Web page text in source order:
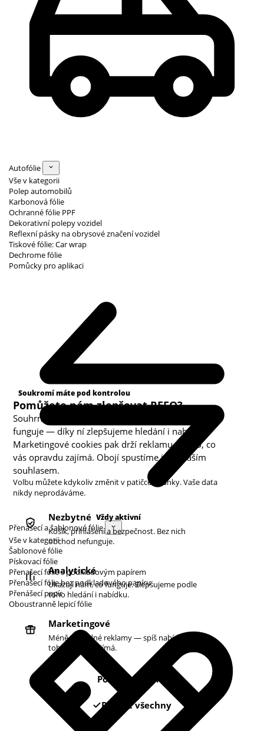
Autofólie
Vše v kategorii
Polep automobilů
Karbonová fólie
Ochranné fólie PPF
Dekorativní polepy vozidel
Reflexní pásky na obrysové značení vozidel
Tiskové fólie: Car wrap
Dechrome fólie
Pomůcky pro aplikaci
Přenášecí a šablonové fólie
Vše v kategorii
Šablonové fólie
Pískovací fólie
Přenašecí fólie s podkladovým papírem
Přenašecí fólie bez podkladového papíru
Přenášecí papír
Oboustranně lepicí fólie
Soukromí máte pod kontrolou
Pomůžete nám zlepšovat REFO?
Souhrnná analytika nám ukazuje, co v obchodě
funguje — díky ní zlepšujeme hledání i nabídku.
Marketingové cookies pak drží reklamu u toho, co
vás opravdu zajímá. Obojí spustíme jen s vaším
souhlasem.
Volbu můžete kdykoliv změnit v patičce stránky. Vaše data
nikdy neprodáváme.
Kategorie cookies
Nezbytné Vždy aktivní
Košík, přihlášení a bezpečnost. Bez nich
obchod nefunguje.
Analytické
Ukazují nám, co funguje. Zlepšujeme podle
toho hledání i nabídku.
Marketingové
Méně náhodné reklamy — spíš nabídky podle
toho, co vás zajímá.
Pouze nezbytné
Povolit všechny